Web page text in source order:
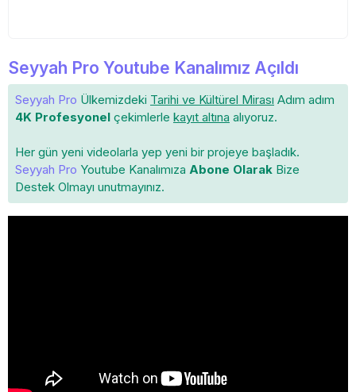
Seyyah Pro Youtube Kanalımız Açıldı
Seyyah Pro Ülkemizdeki Tarihi ve Kültürel Mirası Adım adım
4K Profesyonel çekimlerle kayıt altına alıyoruz.
Her gün yeni videolarla yep yeni bir projeye başladık.
Seyyah Pro Youtube Kanalımıza Abone Olarak Bize
Destek Olmayı unutmayınız.